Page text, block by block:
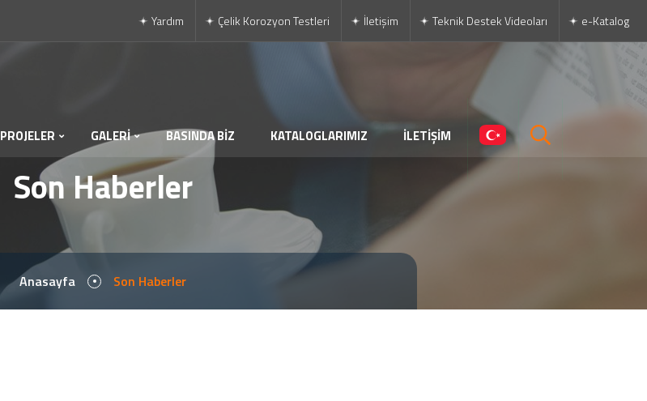
Yardım Çelik Korozyon Testleri İletişim Teknik Destek Videoları e-Katalog
PROJELER GALERİ BASINDA BİZ KATALOGLARIMIZ İLETİŞİM
Son Haberler
Anasayfa Son Haberler